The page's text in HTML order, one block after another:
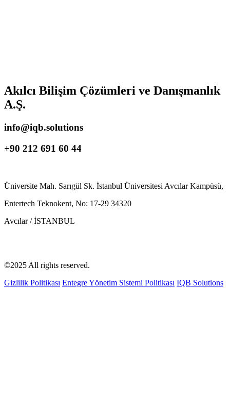
Akılcı Bilişim Çözümleri ve Danışmanlık
A.Ş.
info@iqb.solutions
+90 212 691 60 44
Üniversite Mah. Sarıgül Sk. İstanbul Üniversitesi Avcılar Kampüsü,
Entertech Teknokent, No: 17-29 34320
Avcılar / İSTANBUL
©2025 All rights reserved.
Gizlilik Politikası Entegre Yönetim Sistemi Politikası IQB Solutions